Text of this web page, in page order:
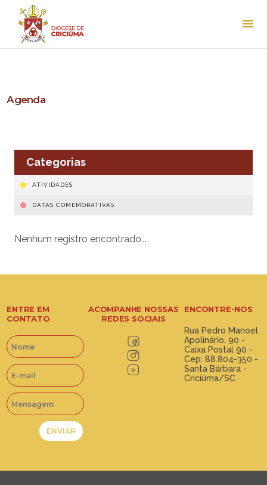
Agenda
Categorias
ATIVIDADES
DATAS COMEMORATIVAS
Nenhum registro encontrado...
ENTRE EM
CONTATO
ACOMPANHE NOSSAS
REDES SOCIAIS
ENCONTRE-NOS
Rua Pedro Manoel
Apolinário, 90 -
Caixa Postal 90 -
Cep: 88.804-350 -
Santa Bárbara -
Criciúma/SC